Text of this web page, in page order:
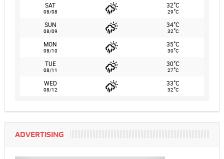
SAT
08/08
32°C
29°C
SUN
08/09
34°C
32°C
MON
08/10
35°C
30°C
TUE
08/11
30°C
27°C
WED
08/12
33°C
32°C
ADVERTISING